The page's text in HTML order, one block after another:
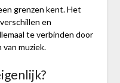
grenzen kent. Het
en
te verbinden door
muziek.